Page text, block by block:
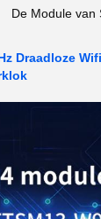
De Module van
Draadloze